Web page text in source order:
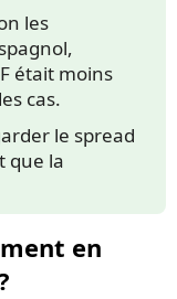
les
était moins
cas.
le spread
que la
en